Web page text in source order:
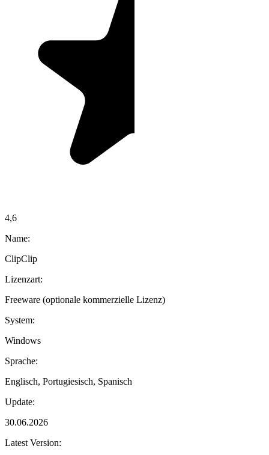
4,6
Name:
ClipClip
Lizenzart:
Freeware (optionale kommerzielle Lizenz)
System:
Windows
Sprache:
Englisch, Portugiesisch, Spanisch
Update:
30.06.2026
Latest Version: